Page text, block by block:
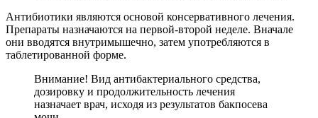
Антибиотики являются основой консервативного лечения.
Препараты назначаются на первой-второй неделе. Вначале
они вводятся внутримышечно, затем употребляются в
таблетированной форме.
Внимание! Вид антибактериального средства,
дозировку и продолжительность лечения
назначает врач, исходя из результатов бакпосева